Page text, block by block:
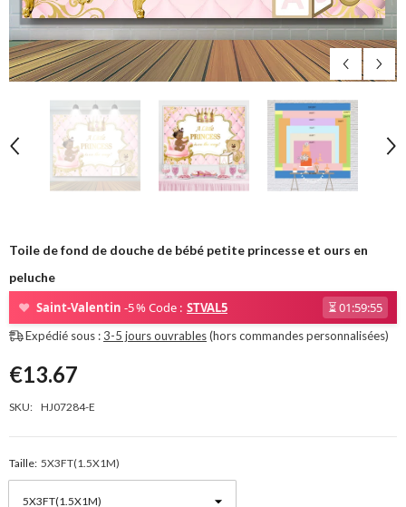
Toile de fond de douche de bébé petite princesse et ours en
peluche
❤ Saint-Valentin -5 % Code : STVAL5 ⏳01:59:54
Expédié sous :3-5 jours ouvrables(hors commandes personnalisées)
€13.67
SKU: HJ07284-E
Taille: 5X3FT(1.5X1M)